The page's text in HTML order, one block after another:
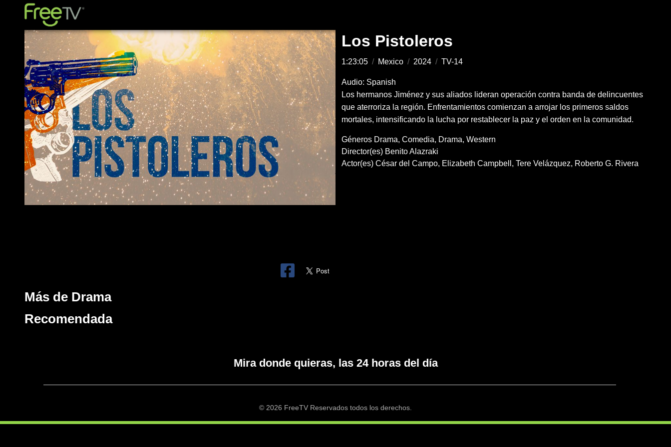
Los Pistoleros
1:23:05 / Mexico / 2024 / TV-14
Audio: Spanish
Los hermanos Jiménez y sus aliados lideran operación contra banda de delincuentes
que aterroriza la región. Enfrentamientos comienzan a arrojar los primeros saldos
mortales, intensificando la lucha por restablecer la paz y el orden en la comunidad.
Géneros Drama Comedia Drama Western
Director(es) Benito Alazraki
Actor(es) César del Campo Elizabeth Campbell Tere Velázquez Roberto G. Rivera
Más de Drama
Recomendada
Mira donde quieras, las 24 horas del día
© 2026 FreeTV Reservados todos los derechos.